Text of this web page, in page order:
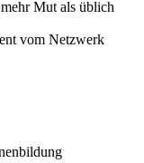
Mut als üblich
vom Netzwerk